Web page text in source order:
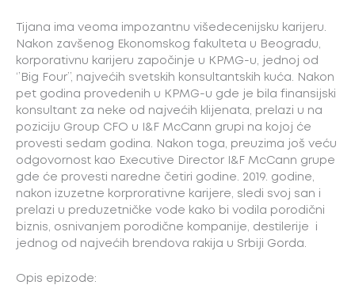
Tijana ima veoma impozantnu višedecenijsku karijeru.
Nakon zavšenog Ekonomskog fakulteta u Beogradu,
korporativnu karijeru započinje u KPMG-u, jednoj od
‘’Big Four’’, najvećih svetskih konsultantskih kuća. Nakon
pet godina provedenih u KPMG-u gde je bila finansijski
konsultant za neke od najvećih klijenata, prelazi u na
poziciju Group CFO u I&F McCann grupi na kojoj će
provesti sedam godina. Nakon toga, preuzima još veću
odgovornost kao Executive Director I&F McCann grupe
gde će provesti naredne četiri godine. 2019. godine,
nakon izuzetne korprorativne karijere, sledi svoj san i
prelazi u preduzetničke vode kako bi vodila porodični
biznis, osnivanjem porodične kompanije, destilerije i
jednog od najvećih brendova rakija u Srbiji Gorda.
Opis epizode: